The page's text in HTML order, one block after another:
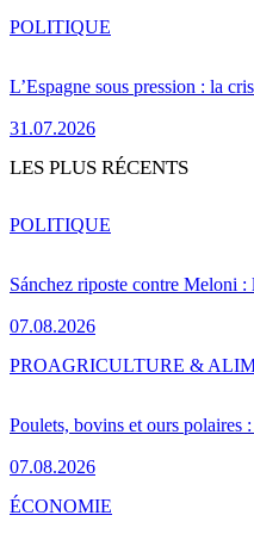
L’Espagne sous pression : la
31.07.2026
POLITIQUE
LES PLUS RÉCENTS
Sánchez riposte contre Meloni :
07.08.2026
POLITIQUE
Poulets, bovins et ours polaires
07.08.2026
PROAGRICULTURE &
ÉCONOMIE